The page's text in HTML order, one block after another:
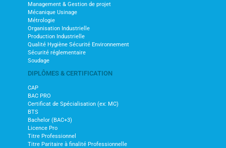
Management & Gestion de projet
Mécanique Usinage
Métrologie
Organisation Industrielle
Production Industrielle
Qualité Hygiène Sécurité Environnement
Sécurité réglementaire
Soudage
DIPLÔMES & CERTIFICATION
CAP
BAC PRO
Certificat de Spécialisation (ex: MC)
BTS
Bachelor (BAC+3)
Licence Pro
Titre Professionnel
Titre Paritaire à finalité Professionnelle